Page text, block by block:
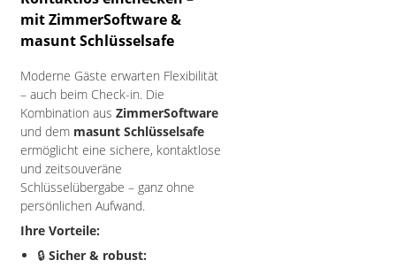
mit ZimmerSoftware &
masunt Schlüsselsafe
Moderne Gäste erwarten Flexibilität
– auch beim Check-in. Die
Kombination aus ZimmerSoftware
und dem masunt Schlüsselsafe
ermöglicht eine sichere, kontaktlose
und zeitsouveräne
Schlüsselübergabe – ganz ohne
persönlichen Aufwand.
Ihre Vorteile:
🔒 Sicher & robust: